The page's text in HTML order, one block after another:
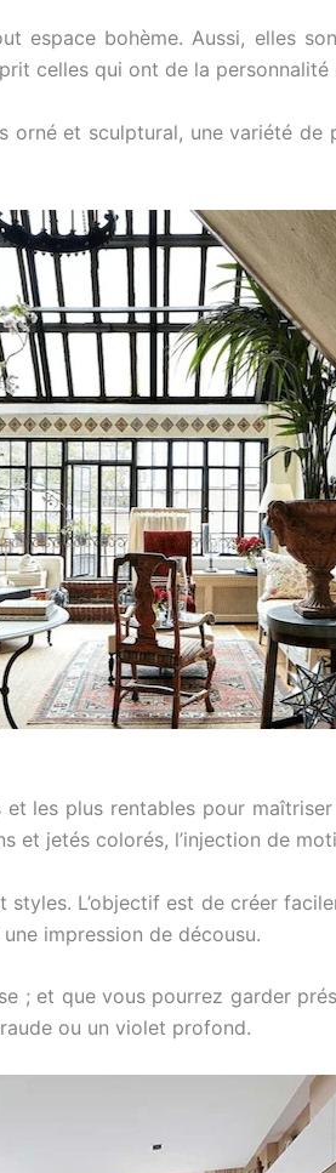
espace bohème. Aussi, elles
celles qui ont de la
orné et sculptural, une variété
les plus rentables pour
et jetés colorés, l’injection de
L’objectif est de créer
impression de décousu.
; et que vous pourrez garder
ou un violet profond.